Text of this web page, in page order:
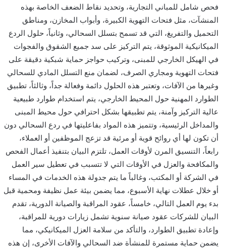
فحص شامل للمباني التجارية، وتحديد نقاط الضعف الخاصة بهذه
المنشآت، مثل فتحات التهوية الكبيرة، وأبواب المخازن، ومناطق
التحميل والتفريغ، التي قد تسمح بتسلل السحالي، وثانياً، حلول الردع
الميكانيكية الموثوقة، يتم التركيز على سد جميع الشقوق والفجوات
في الهيكل الخارجي للمبنى، وتركيب حواجز حماية شبكية دقيقة على
فتحات التهوية ومجاري الصرف، لضمان منع التسلل المادي للسحالي
وغيرها من الآفات، وتعتبر هذه الحلول دائمة وفعالة جداً، وثالثاً، تطبيق
الطوارد المهنية حول المحيط الخارجي، يتم استخدام طوارد طبيعية
عالية التركيز وآمنة، يتم تطبيقها بشكل احترافي حول محيط المبنى
والمداخل الرئيسية، وتتميز هذه المواد بفاعليتها في ردع السحالي دون
أن تكون لها أي روائح قوية أو مرئية قد تزعج الموظفين أو العملاء،
رابعاً، التنسيق المرن لأوقات العمل، تلتزم البيان بتنفيذ أعمال الفحص
والمكافحة والعزل في الأوقات التي لا تتسبب في تعطيل سير العمل
في الشركة أو المكتب، وغالباً ما يتم جدولة هذه الخدمات في المساء
أو خلال عطلات نهاية الأسبوع، مما يضمن بيئة عمل نظيفة ومحمية قبل
بدء يوم العمل التالي، خامساً، عقود المراقبة والصيانة الدورية، تقدم
البيان للشركات عقود صيانة سنوية تشمل زيارات دورية للمراقبة،
وإعادة تطبيق الطوارد، والتأكد من سلامة العزل الميكانيكي، مما
يضمن حماية مستمرة للمنشأة ضد السحالي والآفات الأخرى، إن هذه